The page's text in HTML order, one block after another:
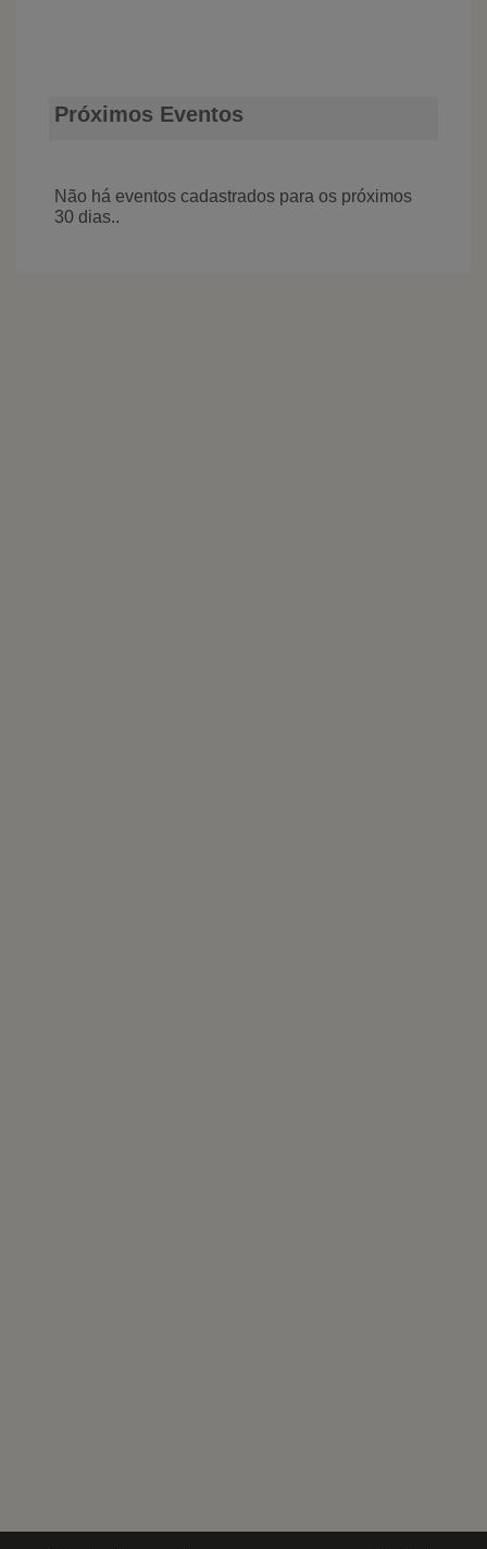
Próximos Eventos
Não há eventos cadastrados para os próximos
30 dias..